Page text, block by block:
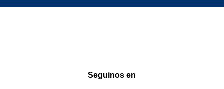
Seguinos en